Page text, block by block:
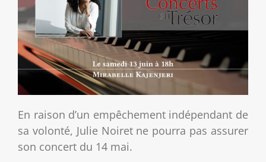
En raison d’un empêchement indépendant de
sa volonté, Julie Noiret ne pourra pas assurer
son concert du 14 mai.